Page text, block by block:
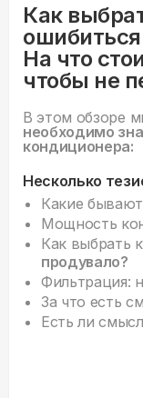
Как
На что
чтобы не
В этом обзоре
необходимо
кондиционера:
Несколько
Какие бывают
Мощность
Как выбрать
продувало?
Фильтрация:
За что есть
Есть ли